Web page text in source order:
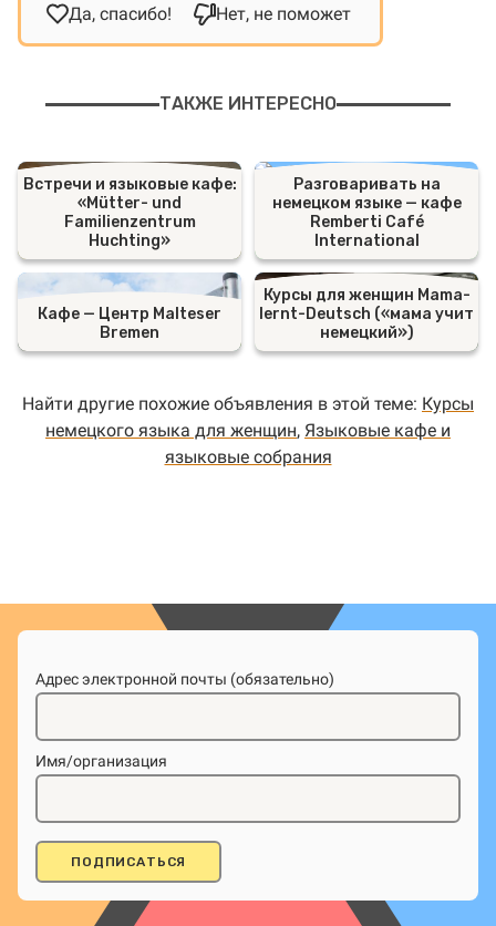
Да, спасибо!
Нет, не поможет
ТАКЖЕ ИНТЕРЕСНО
Встречи и языковые кафе:
«Mütter- und
Familienzentrum
Huchting»
Разговаривать на
немецком языке — кафе
Remberti Café
International
Кафе — Центр Malteser
Bremen
Курсы для женщин Mama-
lernt-Deutsch («мама учит
немецкий»)
Найти другие похожие объявления в этой теме: Курсы
немецкого языка для женщин, Языковые кафе и
языковые собрания
Адрес электронной почты (обязательно)
Имя/организация